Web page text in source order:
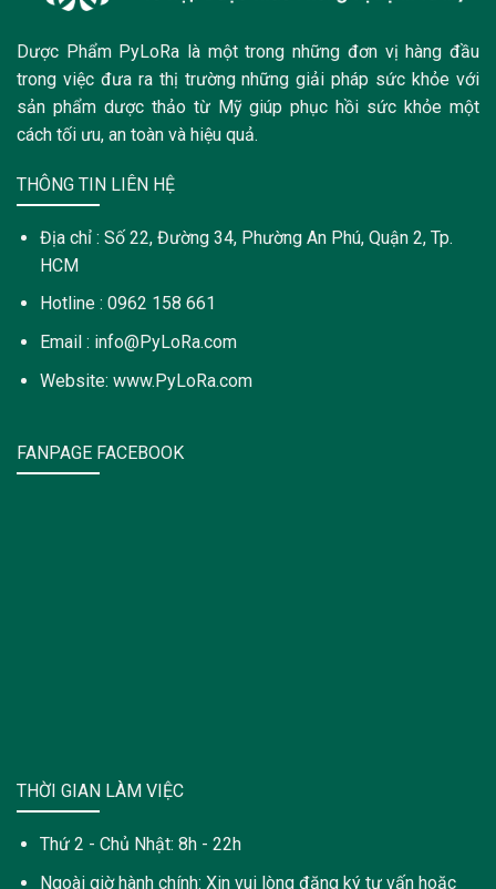
Dược Phẩm PyLoRa là một trong những đơn vị hàng đầu
trong việc đưa ra thị trường những giải pháp sức khỏe với
sản phẩm dược thảo từ Mỹ giúp phục hồi sức khỏe một
cách tối ưu, an toàn và hiệu quả.
THÔNG TIN LIÊN HỆ
Địa chỉ : Số 22, Đường 34, Phường An Phú, Quận 2, Tp.
HCM
Hotline : 0962 158 661
Email : info@PyLoRa.com
Website: www.PyLoRa.com
FANPAGE FACEBOOK
THỜI GIAN LÀM VIỆC
Thứ 2 - Chủ Nhật: 8h - 22h
Ngoài giờ hành chính: Xin vui lòng đăng ký tư vấn hoặc